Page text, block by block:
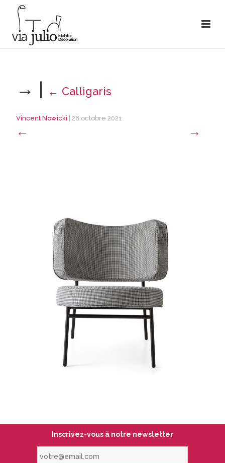
→ | ← Calligaris
Vincent Nowicki 28 octobre 2021
← →
Inscrivez-vous à notre newsletter